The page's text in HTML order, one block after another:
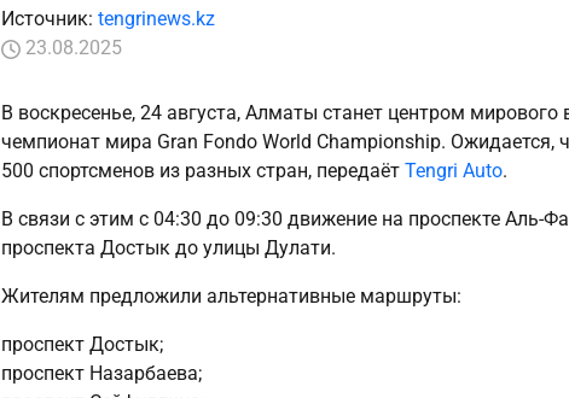
Источник: tengrinews.kz
23.08.2025
В воскресенье, 24 августа, Алматы станет центром мирового
чемпионат мира Gran Fondo World Championship. Ожидается,
500 спортсменов из разных стран, передаёт Tengri Auto.
В связи с этим с 04:30 до 09:30 движение на проспекте Аль-
проспекта Достык до улицы Дулати.
Жителям предложили альтернативные маршруты:
проспект Достык;
проспект Назарбаева;